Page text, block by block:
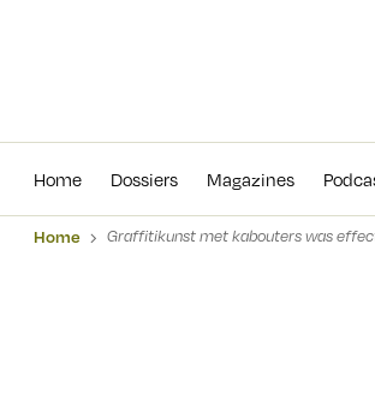
Home Dossiers Magazines
Home Graffitikunst met kabouters was